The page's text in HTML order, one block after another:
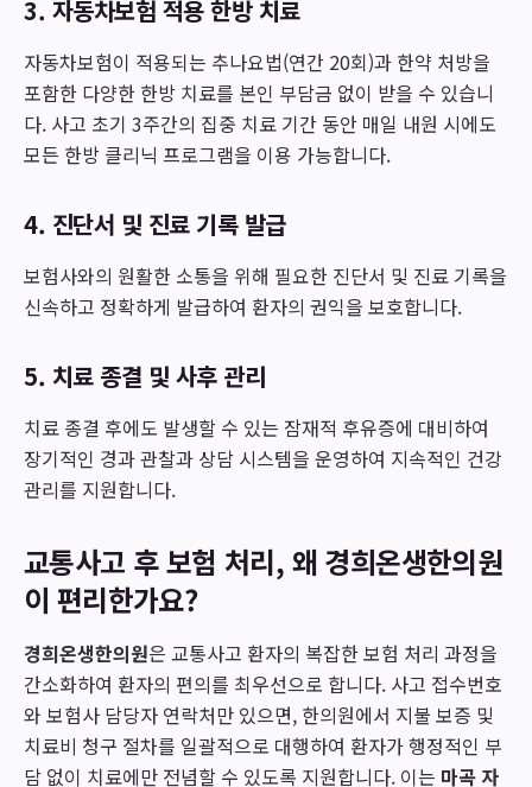
3. 자동차보험 적용 한방 치료
자동차보험이 적용되는 추나요법(연간 20회)과 한약 처방을
포함한 다양한 한방 치료를 본인 부담금 없이 받을 수 있습니
다. 사고 초기 3주간의 집중 치료 기간 동안 매일 내원 시에도
모든 한방 클리닉 프로그램을 이용 가능합니다.
4. 진단서 및 진료 기록 발급
보험사와의 원활한 소통을 위해 필요한 진단서 및 진료 기록을
신속하고 정확하게 발급하여 환자의 권익을 보호합니다.
5. 치료 종결 및 사후 관리
치료 종결 후에도 발생할 수 있는 잠재적 후유증에 대비하여
장기적인 경과 관찰과 상담 시스템을 운영하여 지속적인 건강
관리를 지원합니다.
교통사고 후 보험 처리, 왜 경희온생한의원
이 편리한가요?
경희온생한의원은 교통사고 환자의 복잡한 보험 처리 과정을
간소화하여 환자의 편의를 최우선으로 합니다. 사고 접수번호
와 보험사 담당자 연락처만 있으면, 한의원에서 지불 보증 및
치료비 청구 절차를 일괄적으로 대행하여 환자가 행정적인 부
담 없이 치료에만 전념할 수 있도록 지원합니다. 이는 마곡 자